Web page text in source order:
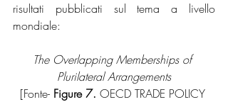
risultati pubblicati sul tema a livello
mondiale:
The Overlapping Memberships of
Plurilateral Arrangements
[Fonte- Figure 7. OECD TRADE POLICY